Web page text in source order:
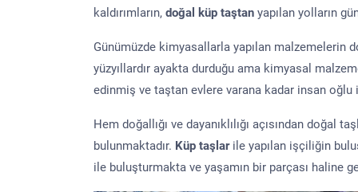
kaldırımların, doğal küp taştan yapılan yolların
Günümüzde kimyasallarla yapılan malzemelerin
yüzyıllardır ayakta durduğu ama kimyasal
edinmiş ve taştan evlere varana kadar insan oğlu
Hem doğallığı ve dayanıklılığı açısından
bulunmaktadır. Küp taşlarile yapılan işçiliğin
ile buluşturmakta ve yaşamın bir parçası haline